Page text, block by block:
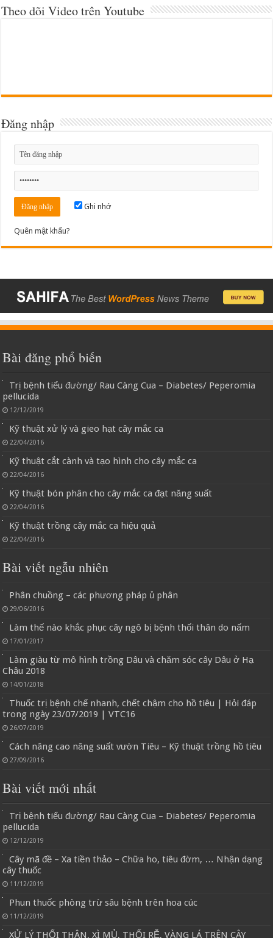
Theo dõi Video trên Youtube
Đăng nhập
Ghi nhớ
Quên mật khẩu?
Bài đăng phổ biến
Trị bệnh tiểu đường/ Rau Càng Cua – Diabetes/ Peperomia
pellucida
12/12/2019
Kỹ thuật xử lý và gieo hạt cây mắc ca
22/04/2016
Kỹ thuật cắt cành và tạo hình cho cây mắc ca
22/04/2016
Kỹ thuật bón phân cho cây mắc ca đạt năng suất
22/04/2016
Kỹ thuật trồng cây mắc ca hiệu quả
22/04/2016
Bài viết ngẫu nhiên
Phân chuồng – các phương pháp ủ phân
29/06/2016
Làm thế nào khắc phục cây ngô bị bệnh thối thân do nấm
17/01/2017
Làm giàu từ mô hình trồng Dâu và chăm sóc cây Dâu ở Hạ
Châu 2018
14/01/2018
Thuốc trị bệnh chế nhanh, chết chậm cho hồ tiêu | Hỏi đáp
trong ngày 23/07/2019 | VTC16
26/07/2019
Cách nâng cao năng suất vườn Tiêu – Kỹ thuật trồng hồ tiêu
27/09/2016
Bài viết mới nhất
Trị bệnh tiểu đường/ Rau Càng Cua – Diabetes/ Peperomia
pellucida
12/12/2019
Cây mã đề – Xa tiền thảo – Chữa ho, tiêu đờm, … Nhận dạng
cây thuốc
11/12/2019
Phun thuốc phòng trừ sâu bệnh trên hoa cúc
11/12/2019
XỬ LÝ THỐI THÂN, XÌ MỦ, THỐI RỄ, VÀNG LÁ TRÊN CÂY